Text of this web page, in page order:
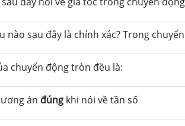
nào sau đây là chính xác? Trong
chuyển động tròn đều là:
án đúng khi nói về tần số